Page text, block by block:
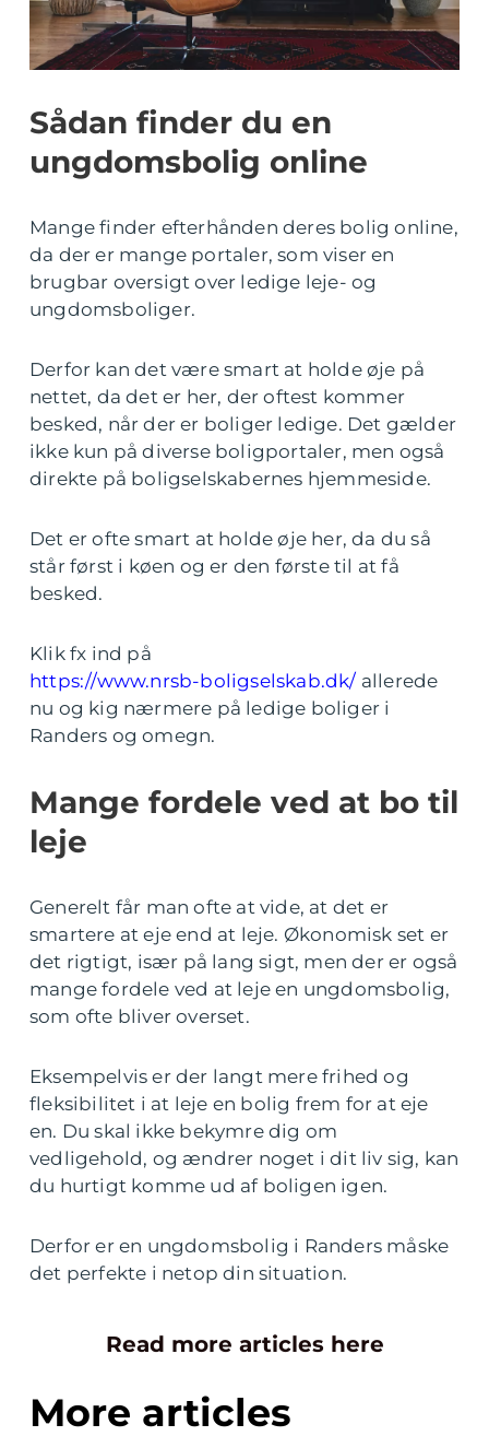
Sådan finder du en
ungdomsbolig online
Mange finder efterhånden deres bolig online,
da der er mange portaler, som viser en
brugbar oversigt over ledige leje- og
ungdomsboliger.
Derfor kan det være smart at holde øje på
nettet, da det er her, der oftest kommer
besked, når der er boliger ledige. Det gælder
ikke kun på diverse boligportaler, men også
direkte på boligselskabernes hjemmeside.
Det er ofte smart at holde øje her, da du så
står først i køen og er den første til at få
besked.
Klik fx ind på
https://www.nrsb-boligselskab.dk/ allerede
nu og kig nærmere på ledige boliger i
Randers og omegn.
Mange fordele ved at bo til
leje
Generelt får man ofte at vide, at det er
smartere at eje end at leje. Økonomisk set er
det rigtigt, især på lang sigt, men der er også
mange fordele ved at leje en ungdomsbolig,
som ofte bliver overset.
Eksempelvis er der langt mere frihed og
fleksibilitet i at leje en bolig frem for at eje
en. Du skal ikke bekymre dig om
vedligehold, og ændrer noget i dit liv sig, kan
du hurtigt komme ud af boligen igen.
Derfor er en ungdomsbolig i Randers måske
det perfekte i netop din situation.
Read more articles here
More articles